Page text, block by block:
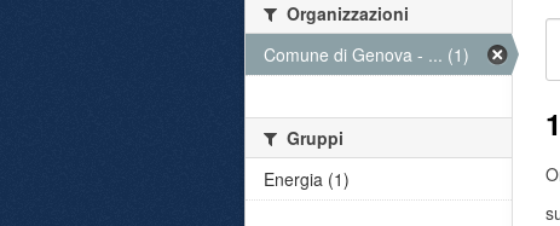
Organizzazioni
Comune di Genova - ... (1)
Gruppi
Energia (1)